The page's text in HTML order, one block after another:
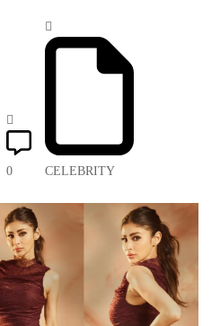
0 CELEBRITY